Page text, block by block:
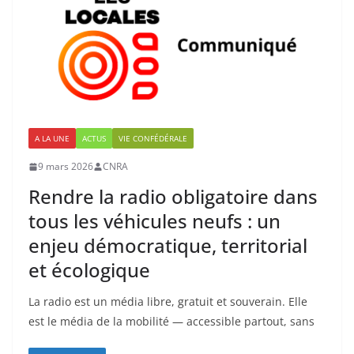
A LA UNE ACTUS VIE CONFÉDÉRALE
9 mars 2026 CNRA
Rendre la radio obligatoire dans
tous les véhicules neufs : un
enjeu démocratique, territorial
et écologique
La radio est un média libre, gratuit et souverain. Elle
est le média de la mobilité — accessible partout, sans